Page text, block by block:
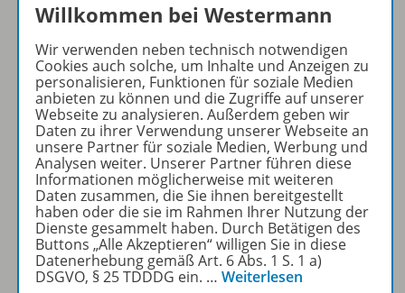
Folgen Sie uns auf Social Media
Westermann Gruppe
Veranstaltungen
Willkommen bei Westermann
Wir verwenden neben technisch notwendigen
Cookies auch solche, um Inhalte und Anzeigen zu
personalisieren, Funktionen für soziale Medien
anbieten zu können und die Zugriffe auf unserer
Webseite zu analysieren. Außerdem geben wir
Daten zu ihrer Verwendung unserer Webseite an
unsere Partner für soziale Medien, Werbung und
Analysen weiter. Unserer Partner führen diese
Informationen möglicherweise mit weiteren
Daten zusammen, die Sie ihnen bereitgestellt
haben oder die sie im Rahmen Ihrer Nutzung der
Dienste gesammelt haben. Durch Betätigen des
Buttons „Alle Akzeptieren“ willigen Sie in diese
Datenerhebung gemäß Art. 6 Abs. 1 S. 1 a)
DSGVO, § 25 TDDDG ein. … Weiterlesen